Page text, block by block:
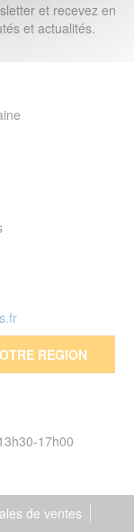
et recevez en
et actualités.
REGION
17h00
de ventes